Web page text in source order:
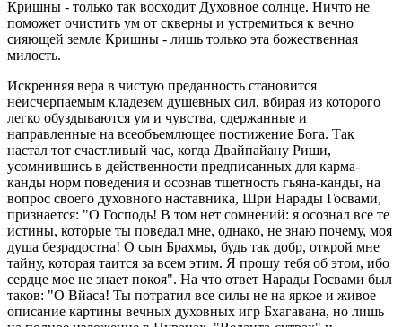
Кришны - только так восходит Духовное солнце. Ничто не
поможет очистить ум от скверны и устремиться к вечно
сияющей земле Кришны - лишь только эта божественная
милость.
Искренняя вера в чистую преданность становится
неисчерпаемым кладезем душевных сил, вбирая из которого
легко обуздываются ум и чувства, сдержанные и
направленные на всеобъемлющее постижение Бога. Так
настал тот счастливый час, когда Двайпайану Риши,
усомнившись в действенности предписанных для карма-
канды норм поведения и осознав тщетность гьяна-канды, на
вопрос своего духовного наставника, Шри Нарады Госвами,
признается: "О Господь! В том нет сомнений: я осознал все те
истины, которые ты поведал мне, однако, не знаю почему, моя
душа безрадостна! О сын Брахмы, будь так добр, открой мне
тайну, которая таится за всем этим. Я прошу тебя об этом, ибо
сердце мое не знает покоя". На что ответ Нарады Госвами был
таков: "О Вйаса! Ты потратил все силы не на яркое и живое
описание картины вечных духовных игр Бхагавана, но лишь